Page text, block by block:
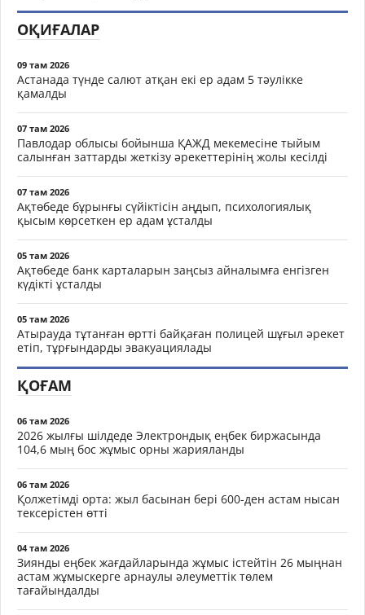
ОҚИҒАЛАР
09 там 2026
Астанада түнде салют атқан екі ер адам 5 тәулікке
қамалды
07 там 2026
Павлодар облысы бойынша ҚАЖД мекемесіне тыйым
салынған заттарды жеткізу әрекеттерінің жолы кесілді
07 там 2026
Ақтөбеде бұрынғы сүйіктісін аңдып, психологиялық
қысым көрсеткен ер адам ұсталды
05 там 2026
Ақтөбеде банк карталарын заңсыз айналымға енгізген
күдікті ұсталды
05 там 2026
Атырауда тұтанған өртті байқаған полицей шұғыл әрекет
етіп, тұрғындарды эвакуациялады
ҚОҒАМ
06 там 2026
2026 жылғы шілдеде Электрондық еңбек биржасында
104,6 мың бос жұмыс орны жарияланды
06 там 2026
Қолжетімді орта: жыл басынан бері 600-ден астам нысан
тексерістен өтті
04 там 2026
Зиянды еңбек жағдайларында жұмыс істейтін 26 мыңнан
астам жұмыскерге арнаулы әлеуметтік төлем
тағайындалды